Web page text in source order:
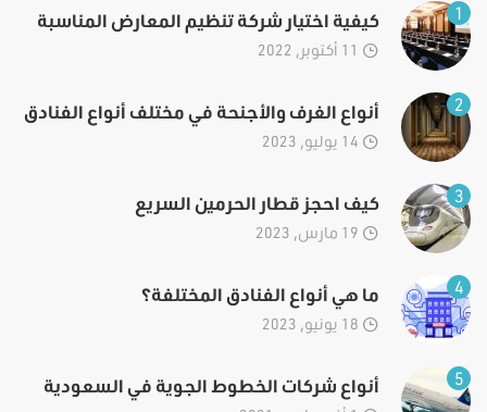
1 كيفية اختيار شركة تنظيم المعارض المناسبة
2 أنواع الغرف والأجنحة في مختلف أنواع الفنادق
3 كيف احجز قطار الحرمين السريع
4 ما هي أنواع الفنادق المختلفة؟
5 أنواع شركات الخطوط الجوية في السعودية